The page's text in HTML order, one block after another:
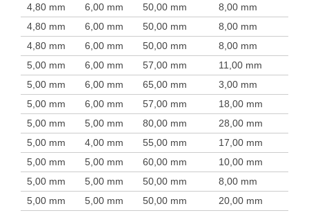
4,80 mm
6,00 mm 50,00 mm 8,00 mm
4,80 mm
6,00 mm 50,00 mm 8,00 mm
4,80 mm
6,00 mm 50,00 mm 8,00 mm
5,00 mm
6,00 mm 57,00 mm 11,00 mm
5,00 mm
6,00 mm 65,00 mm 3,00 mm
5,00 mm
6,00 mm 57,00 mm 18,00 mm
5,00 mm
5,00 mm 80,00 mm 28,00 mm
5,00 mm
4,00 mm 55,00 mm 17,00 mm
5,00 mm
5,00 mm 60,00 mm 10,00 mm
5,00 mm
5,00 mm 50,00 mm 8,00 mm
5,00 mm
5,00 mm 50,00 mm 20,00 mm